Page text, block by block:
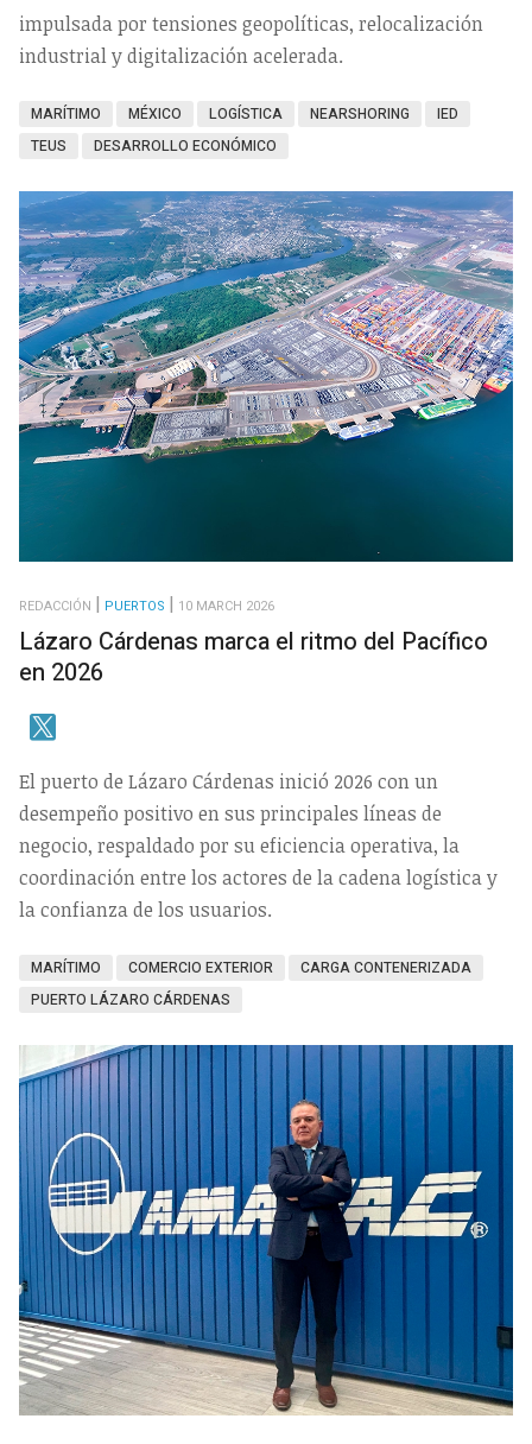
impulsada por tensiones geopolíticas, relocalización
industrial y digitalización acelerada.
MARÍTIMO MÉXICO LOGÍSTICA NEARSHORING
IED
TEUS
DESARROLLO ECONÓMICO
REDACCIÓN PUERTOS 10 MARCH 2026
Lázaro Cárdenas marca el ritmo del Pacífico
en 2026
El puerto de Lázaro Cárdenas inició 2026 con un
desempeño positivo en sus principales líneas de
negocio, respaldado por su eficiencia operativa, la
coordinación entre los actores de la cadena logística y
la confianza de los usuarios.
MARÍTIMO COMERCIO EXTERIOR
CARGA CONTENERIZADA
PUERTO LÁZARO CÁRDENAS